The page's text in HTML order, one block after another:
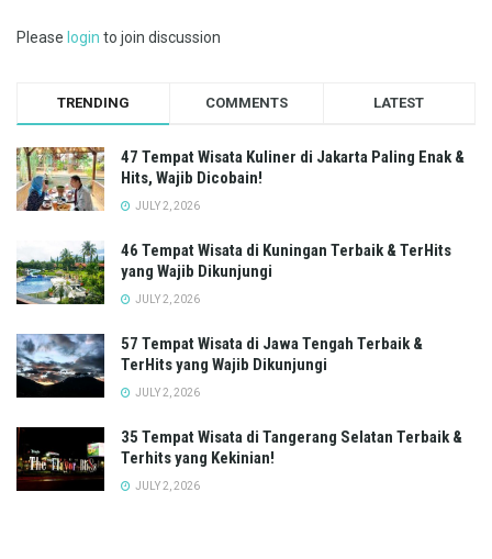
Please login to join discussion
TRENDING COMMENTS LATEST
47 Tempat Wisata Kuliner di Jakarta Paling Enak &
Hits, Wajib Dicobain!
JULY 2, 2026
46 Tempat Wisata di Kuningan Terbaik & TerHits
yang Wajib Dikunjungi
JULY 2, 2026
57 Tempat Wisata di Jawa Tengah Terbaik &
TerHits yang Wajib Dikunjungi
JULY 2, 2026
35 Tempat Wisata di Tangerang Selatan Terbaik &
Terhits yang Kekinian!
JULY 2, 2026